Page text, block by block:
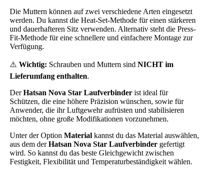
Die Muttern können auf zwei verschiedene Arten eingesetzt
werden. Du kannst die Heat-Set-Methode für einen stärkeren
und dauerhafteren Sitz verwenden. Alternativ steht die Press-
Fit-Methode für eine schnellere und einfachere Montage zur
Verfügung.
⚠️ Wichtig: Schrauben und Muttern sind NICHT im
Lieferumfang enthalten.
DerHatsan Nova Star Laufverbinder ist ideal für
Schützen, die eine höhere Präzision wünschen, sowie für
Anwender, die ihr Luftgewehr aufrüsten und stabilisieren
möchten, ohne große Modifikationen vorzunehmen.
Unter der Option Material kannst du das Material auswählen,
aus dem derHatsan Nova Star Laufverbinder gefertigt
wird. So kannst du das beste Gleichgewicht zwischen
Festigkeit, Flexibilität und Temperaturbeständigkeit wählen.